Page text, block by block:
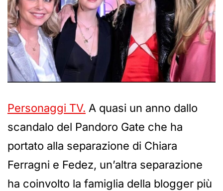
Personaggi TV. A quasi un anno dallo
scandalo del Pandoro Gate che ha
portato alla separazione di Chiara
Ferragni e Fedez, un’altra separazione
ha coinvolto la famiglia della blogger più